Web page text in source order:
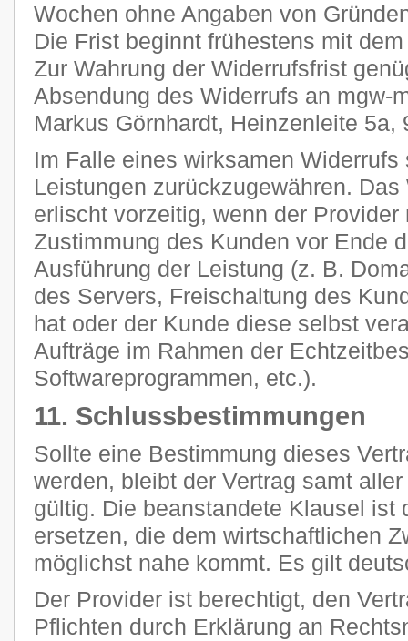
Wochen ohne Angaben von
Die Frist beginnt frühestens mit
Zur Wahrung der Widerrufsfrist
Absendung des Widerrufs an mgw-
Markus Görnhardt, Heinzenleite 5a,
Im Falle eines wirksamen
Leistungen zurückzugewähren.
erlischt vorzeitig, wenn der
Zustimmung des Kunden vor Ende
Ausführung der Leistung (z. B.
des Servers, Freischaltung des
hat oder der Kunde diese selbst
Aufträge im Rahmen der
Softwareprogrammen, etc.).
11. Schlussbestimmungen
Sollte eine Bestimmung dieses
werden, bleibt der Vertrag samt
gültig. Die beanstandete Klausel ist
ersetzen, die dem wirtschaftlichen
möglichst nahe kommt. Es gilt
Der Provider ist berechtigt, den
Pflichten durch Erklärung an